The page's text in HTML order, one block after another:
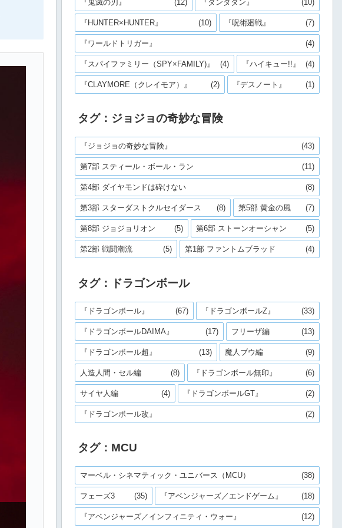
『鬼滅の刃』 (12) 『ダンダダン』 (10)
『HUNTER×HUNTER』 (10) 『呪術廻戦』 (7)
『ワールドトリガー』 (4)
『スパイファミリー（SPY×FAMILY)』 (4) 『ハイキュー!!』 (4)
『CLAYMORE（クレイモア）』 (2) 『デスノート』 (1)
タグ：ジョジョの奇妙な冒険
『ジョジョの奇妙な冒険』 (43)
第7部 スティール・ボール・ラン (11)
第4部 ダイヤモンドは砕けない (8)
第3部 スターダストクルセイダース (8) 第5部 黄金の風 (7)
第8部 ジョジョリオン (5) 第6部 ストーンオーシャン (5)
第2部 戦闘潮流 (5) 第1部 ファントムブラッド (4)
タグ：ドラゴンボール
『ドラゴンボール』 (67) 『ドラゴンボールZ』 (33)
『ドラゴンボールDAIMA』 (17) フリーザ編 (13)
『ドラゴンボール超』 (13) 魔人ブウ編 (9)
人造人間・セル編 (8) 『ドラゴンボール無印』 (6)
サイヤ人編 (4) 『ドラゴンボールGT』 (2)
『ドラゴンボール改』 (2)
タグ：MCU
マーベル・シネマティック・ユニバース（MCU） (38)
フェーズ3 (35) 『アベンジャーズ／エンドゲーム』 (18)
『アベンジャーズ／インフィニティ・ウォー』 (12)